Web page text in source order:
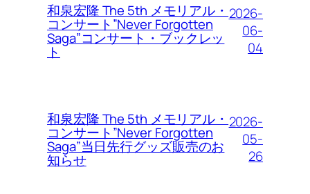
和泉宏隆 The 5th メモリアル・
コンサート”Never Forgotten
Saga”コンサート・ブックレッ
ト
2026-
06-
04
和泉宏隆 The 5th メモリアル・
コンサート”Never Forgotten
Saga”当日先行グッズ販売のお
知らせ
2026-
05-
26